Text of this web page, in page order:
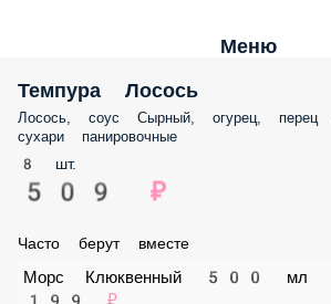
Меню
Темпура Лосось
Лосось, соус Сырный, огурец, перец
панировочные
8 шт.
509 ₽
Часто берут вместе
Морс Клюквенный 500 мл